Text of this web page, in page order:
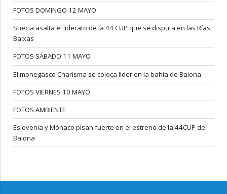
FOTOS DOMINGO 12 MAYO
Suecia asalta el liderato de la 44 CUP que se disputa en las Rías
Baixas
FOTOS SÁBADO 11 MAYO
El monegasco Charisma se coloca líder en la bahía de Baiona
FOTOS VIERNES 10 MAYO
FOTOS AMBIENTE
Eslovenia y Mónaco pisan fuerte en el estreno de la 44CUP de
Baiona